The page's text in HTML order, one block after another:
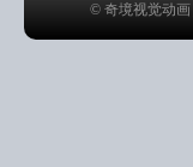
© 奇境视觉动画